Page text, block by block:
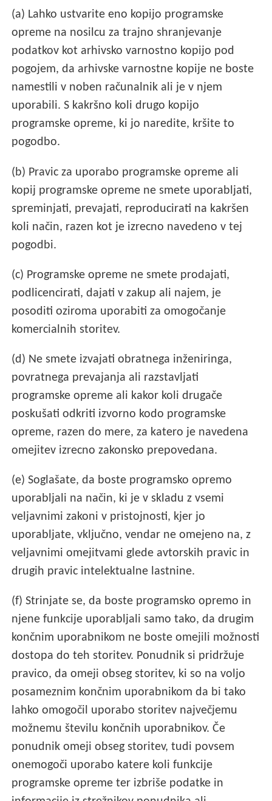
(a) Lahko ustvarite eno kopijo programske
opreme na nosilcu za trajno shranjevanje
podatkov kot arhivsko varnostno kopijo pod
pogojem, da arhivske varnostne kopije ne boste
namestili v noben računalnik ali je v njem
uporabili. S kakršno koli drugo kopijo
programske opreme, ki jo naredite, kršite to
pogodbo.
(b) Pravic za uporabo programske opreme ali
kopij programske opreme ne smete uporabljati,
spreminjati, prevajati, reproducirati na kakršen
koli način, razen kot je izrecno navedeno v tej
pogodbi.
(c) Programske opreme ne smete prodajati,
podlicencirati, dajati v zakup ali najem, je
posoditi oziroma uporabiti za omogočanje
komercialnih storitev.
(d) Ne smete izvajati obratnega inženiringa,
povratnega prevajanja ali razstavljati
programske opreme ali kakor koli drugače
poskušati odkriti izvorno kodo programske
opreme, razen do mere, za katero je navedena
omejitev izrecno zakonsko prepovedana.
(e) Soglašate, da boste programsko opremo
uporabljali na način, ki je v skladu z vsemi
veljavnimi zakoni v pristojnosti, kjer jo
uporabljate, vključno, vendar ne omejeno na, z
veljavnimi omejitvami glede avtorskih pravic in
drugih pravic intelektualne lastnine.
(f) Strinjate se, da boste programsko opremo in
njene funkcije uporabljali samo tako, da drugim
končnim uporabnikom ne boste omejili možnosti
dostopa do teh storitev. Ponudnik si pridržuje
pravico, da omeji obseg storitev, ki so na voljo
posameznim končnim uporabnikom da bi tako
lahko omogočil uporabo storitev največjemu
možnemu številu končnih uporabnikov. Če
ponudnik omeji obseg storitev, tudi povsem
onemogoči uporabo katere koli funkcije
programske opreme ter izbriše podatke in